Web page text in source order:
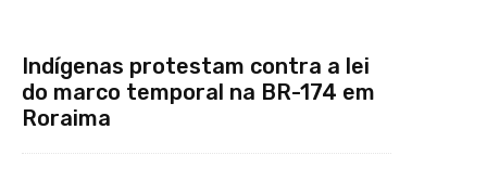
Indígenas protestam contra a lei
do marco temporal na BR-174 em
Roraima